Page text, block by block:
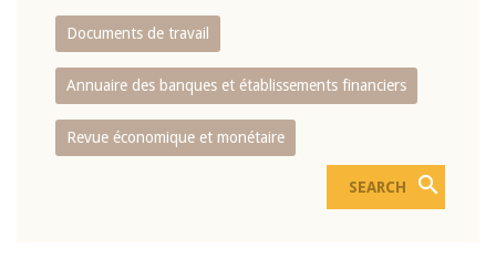
Documents de travail
Annuaire des banques et établissements financiers
Revue économique et monétaire